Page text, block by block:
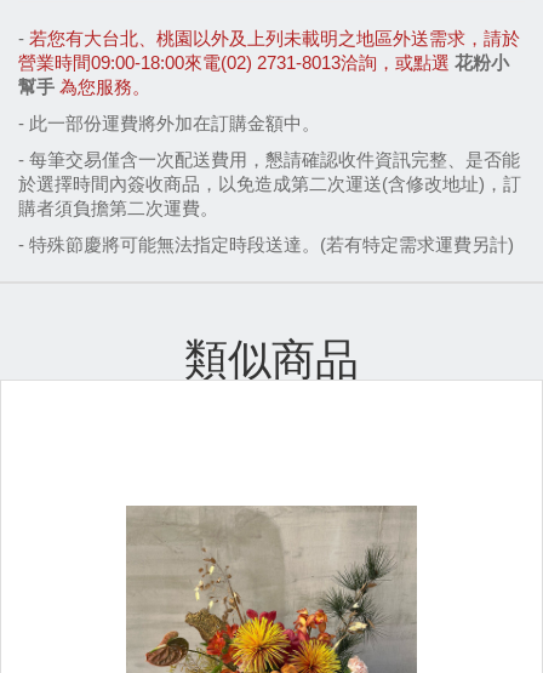
- 若您有大台北、桃園以外及上列未載明之地區外送需求，請於
營業時間09:00-18:00來電(02) 2731-8013洽詢，或點選 花粉小
幫手 為您服務。
- 此一部份運費將外加在訂購金額中。
- 每筆交易僅含一次配送費用，懇請確認收件資訊完整、是否能
於選擇時間內簽收商品，以免造成第二次運送(含修改地址)，訂
購者須負擔第二次運費。
- 特殊節慶將可能無法指定時段送達。(若有特定需求運費另計)
類似商品